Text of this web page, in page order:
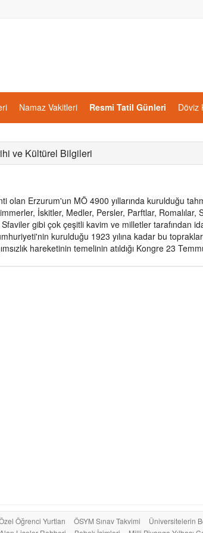
Namaz Vakitleri Resmi Tatil Günleri Döviz
ve Kültürel Bilgileri
olan Erzurum'un MÖ 4900 yıllarında kurulduğu
İskitler, Medler, Persler, Parftlar, Romalılar,
gibi çok çeşitli kavim ve milletler tarafından
kurulduğu 1923 yılına kadar bu
hareketinin temelinin atıldığı Kongre 23
Öğrenci Yurtları ÖSYM Sınav Takvimi Üniversitelerin